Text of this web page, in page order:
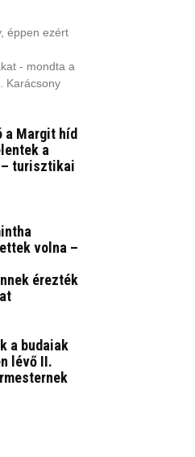
éppen ezért
- mondta a
Karácsony
a Margit híd
a
turisztikai
volna –
érezték
a budaiak
lévő II.